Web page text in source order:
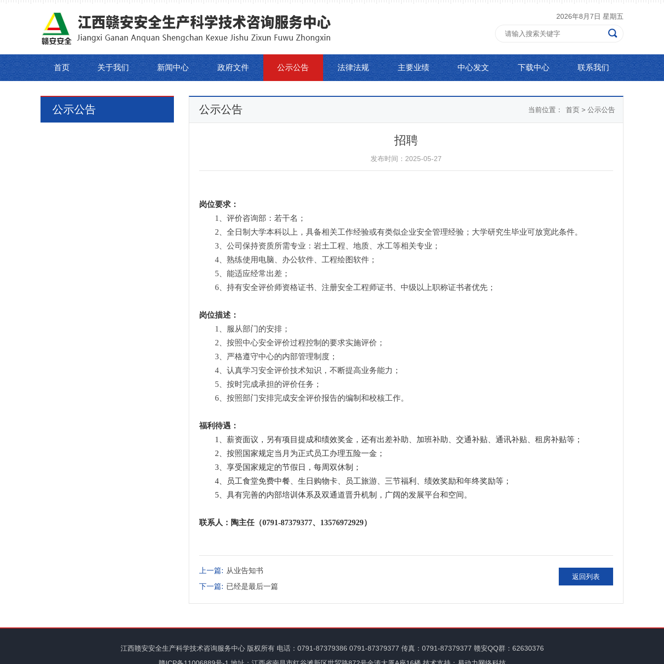
2026年8月7日 星期五
首页 关于我们 新闻中心 政府文件 公示公告 法律法规 主要业绩 中心发文 下载中心 联系我们
公示公告 公示公告 当前位置： 首页 > 公示公告
招聘
发布时间：2025-05-27
岗位要求：
1
评价咨询部：若干名；
2 、全日制 大学本科以上，具备相关工作经验或有类似企业安全管理经验；大学研究生毕业可放宽此条件。
3、 公司保持资质所需专业：岩土工程、地质、 水工等相关专业；
4
熟练使用电脑、办公软件、工程绘图软件；
5 、能适应经常出差；
6 、持有安全评价师资格证书、注册安全工程师证书、中级以上职称证书者优先；
岗位描述：
1
、服从部门的安排；
2 、按照中心安全评价过程控制的要求实施评价；
3 、严格遵守中心的内部管理制度；
4 、认真学习安全评价技术知识，不断提高业务能力；
5 、按时完成承担的评价任务；
6 、按照部门安排完成安全评价报告的编制和校核工作。
福利待遇：
1
薪资面议，另有项目提成和绩效奖金，还有出差补助、加班补助、交通补贴、通讯补贴、租房补贴等 ；
2
按照国家规定当月为正式员工办理五险一金 ；
3 、享受国家规定的节假日，每周双休制；
4 、员工食堂免费中餐、 生日购物卡、员工旅游、 三节福利、绩效奖励和年终奖励等；
5 、具有完善的内部培训体系及双通道晋升机制，广阔的发展平台和空间 。
联系人：陶主任（0791-87379377、13576972929）
上一篇: 从业告知书
下一篇: 已经是最后一篇
返回列表
江西赣安安全生产科学技术咨询服务中心版权所有 电话：0791-87379386 0791-87379377 传真：0791-87379377 赣安QQ群：62630376